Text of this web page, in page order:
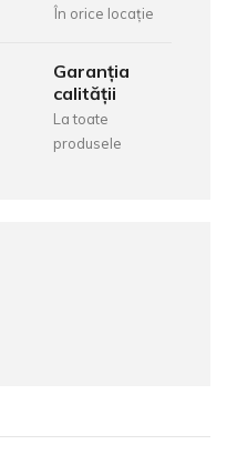
În orice locație
Garanția
calității
La toate
produsele